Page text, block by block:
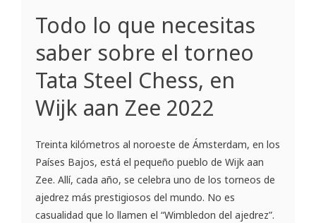
Todo lo que necesitas
saber sobre el torneo
Tata Steel Chess, en
Wijk aan Zee 2022
Treinta kilómetros al noroeste de Ámsterdam, en los
Países Bajos, está el pequeño pueblo de Wijk aan
Zee. Allí, cada año, se celebra uno de los torneos de
ajedrez más prestigiosos del mundo. No es
casualidad que lo llamen el “Wimbledon del ajedrez”.